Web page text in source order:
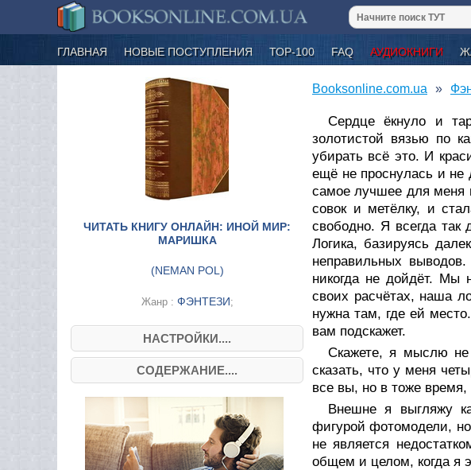
ГЛАВНАЯ НОВЫЕ ПОСТУПЛЕНИЯ ТОР-100 FAQ АУДИОКНИГИ
ЧИТАТЬ КНИГУ ОНЛАЙН: ИНОЙ МИР:
МАРИШКА
(NEMAN POL )
Жанр : ФЭНТЕЗИ;
НАСТРОЙКИ....
СОДЕРЖАНИЕ....
Booksonline.com.ua
Сердце ёкнуло и
золотистой вязью по
убирать всё это. И
ещё не проснулась и не
самое лучшее для меня
совок и метёлку, и
свободно. Я всегда так
Логика, базируясь
неправильных
никогда не дойдёт. Мы
своих расчётах, наша
нужна там, где ей
вам подскажет.
Скажете, я мыслю не
сказать, что у меня
все вы, но в тоже
Внешне я выгляжу
фигурой фотомодели,
не является
общем и целом, когда я